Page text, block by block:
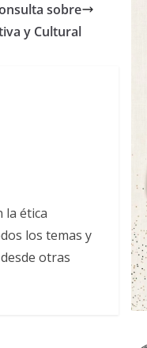
sobre
y Cultural
la ética
los temas y
otras